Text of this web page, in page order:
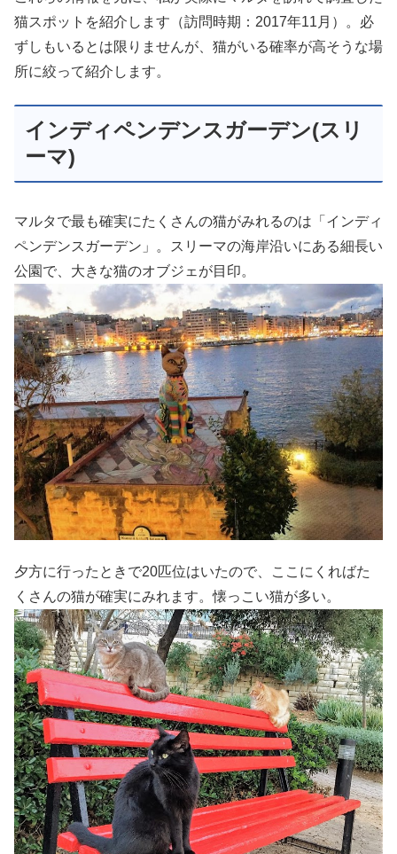
猫スポットを紹介します（訪問時期：2017年11月）。必
ずしもいるとは限りませんが、猫がいる確率が高そうな場
所に絞って紹介します。
インディペンデンスガーデン(スリ
ーマ)
マルタで最も確実にたくさんの猫がみれるのは「インディ
ペンデンスガーデン」。スリーマの海岸沿いにある細長い
公園で、大きな猫のオブジェが目印。
夕方に行ったときで20匹位はいたので、ここにくればた
くさんの猫が確実にみれます。懐っこい猫が多い。